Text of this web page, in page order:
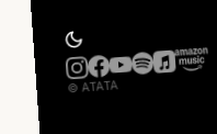
© ATATA